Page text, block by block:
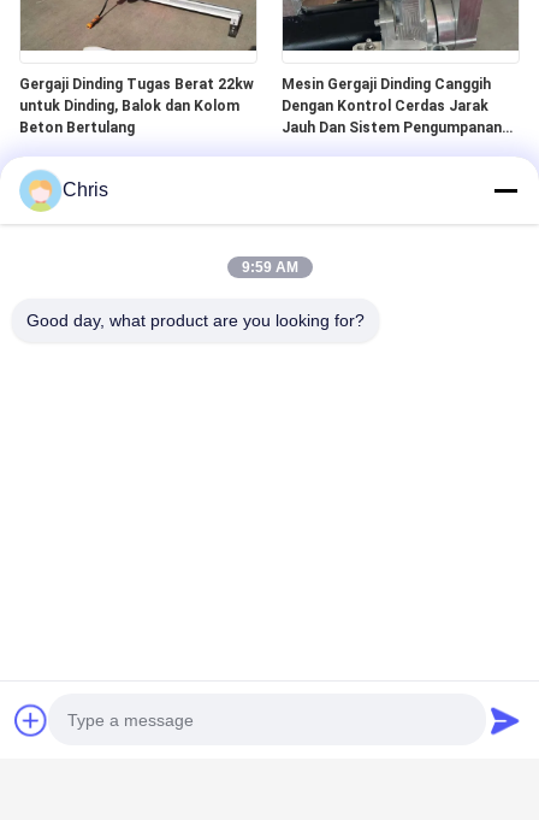
Gergaji Dinding Tugas Berat 22kw
untuk Dinding, Balok dan Kolom
Beton Bertulang
Mesin Gergaji Dinding Canggih
Dengan Kontrol Cerdas Jarak
Jauh Dan Sistem Pengumpanan
Bad Request Semua
Chris
9:59 AM
Good day, what product are you looking for?